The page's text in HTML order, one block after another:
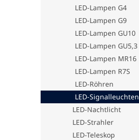
LED-Lampen G4
LED-Lampen G9
LED-Lampen GU10
LED-Lampen GU5,3
LED-Lampen MR16
LED-Lampen R7S
LED-Röhren
LED-Signalleuchten
LED-Nachtlicht
LED-Strahler
LED-Teleskop